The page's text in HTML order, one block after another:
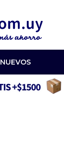
NUEVOS